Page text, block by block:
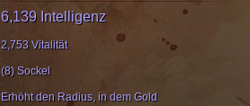
6,139 Intelligenz
2,753 Vitalität
(8) Sockel
Erhöht den Radius, in dem Gold